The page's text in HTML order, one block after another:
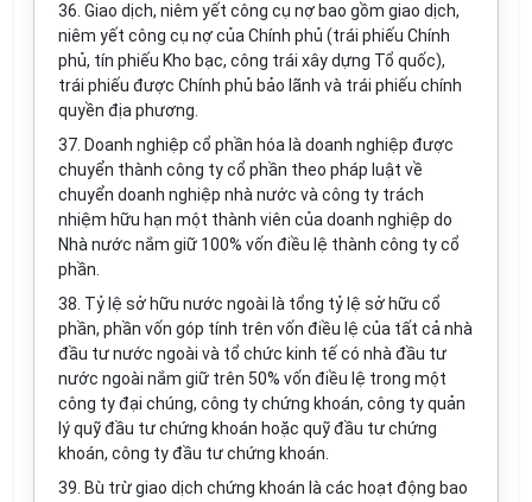
36. Giao dịch, niêm yết công cụ nợ bao gồm giao dịch,
niêm yết công cụ nợ của Chính phủ (trái phiếu Chính
phủ, tín phiếu Kho bạc, công trái xây dựng Tổ quốc),
trái phiếu được Chính phủ bảo lãnh và trái phiếu chính
quyền địa phương.
37. Doanh nghiệp cổ phần hóa là doanh nghiệp được
chuyển thành công ty cổ phần theo pháp luật về
chuyển doanh nghiệp nhà nước và công ty trách
nhiệm hữu hạn một thành viên của doanh nghiệp do
Nhà nước nắm giữ 100% vốn điều lệ thành công ty cổ
phần.
38. Tỷ lệ sở hữu nước ngoài là tổng tỷ lệ sở hữu cổ
phần, phần vốn góp tính trên vốn điều lệ của tất cả nhà
đầu tư nước ngoài và tổ chức kinh tế có nhà đầu tư
nước ngoài nắm giữ trên 50% vốn điều lệ trong một
công ty đại chúng, công ty chứng khoán, công ty quản
lý quỹ đầu tư chứng khoán hoặc quỹ đầu tư chứng
khoán, công ty đầu tư chứng khoán.
39. Bù trừ giao dịch chứng khoán là các hoạt động bao